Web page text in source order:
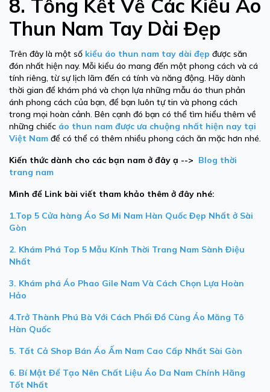
8. Tổng Kết Về Các Kiểu Áo
Thun Nam Tay Dài Đẹp
Trên đây là một số kiểu áo thun nam tay dài đẹp được săn
đón nhất hiện nay. Mỗi kiểu áo mang đến một phong cách và cá
tính riêng, từ sự lịch lãm đến cá tính và năng động. Hãy dành
thời gian để khám phá và chọn lựa những mẫu áo thun phản
ánh phong cách của bạn, để bạn luôn tự tin và phong cách
trong mọi hoàn cảnh. Bên cạnh đó bạn có thể tìm hiểu thêm về
những chiếc áo thun nam được ưa chuộng nhất hiện nay tại
Việt Nam để có thể có thêm nhiều phong cách ăn mặc hơn nhé.
Kiến thức dành cho các bạn nam ở đây ạ --> Blog thời
trang nam
Mình để Link bài viết tham khảo thêm ở đây nhé:
1.Top 5 Cửa hàng Áo Sơ Mi Nam Hàn Quốc Đẹp Nhất ở Sài
Gòn
2. Khám Phá Top 5 Mẫu Kính Thời Trang Nam Sành Điệu
Nhất
3. Khám phá Áo Phao Gile Nam Và Cách Chọn Lựa Hoàn
Hảo
4.Trở Thành Phú Bà Với Cách Phối Đồ Cùng Áo Măng Tô
Hàn Quốc
5. Tất Cả Shop Bán Áo Ấm Nam Cao Cấp Nhất Sài Gòn
6. Bí Mật Để Tạo Nên Chất Liệu Áo Da Nam Chính Hãng
Tốt Nhất